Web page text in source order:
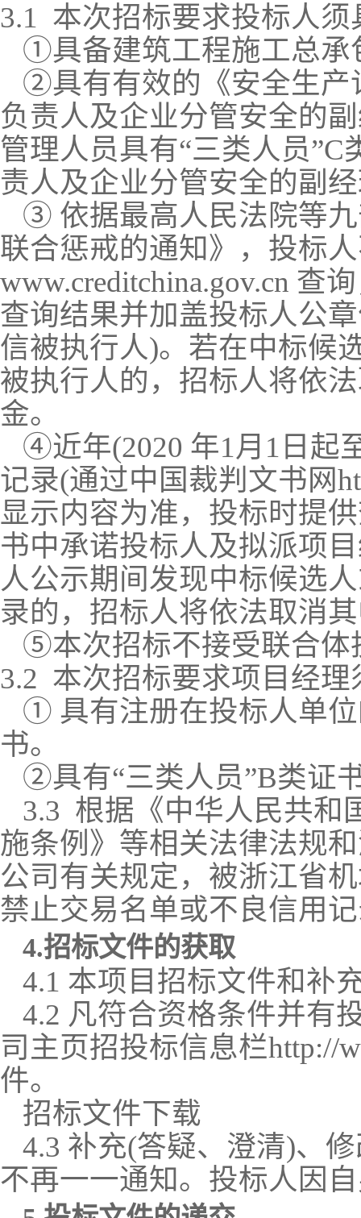
3.1 本次招标要求投标人须
①具备建筑工程施工总承
②具有有效的《安全生产
负责人及企业分管安全的
管理人员具有“三类人员”C
责人及企业分管安全的副
③ 依据最高人民法院等
联合惩戒的通知》，投标
www.creditchina.gov.cn 查
查询结果并加盖投标人公
信被执行人)。若在中标候
被执行人的，招标人将依
金。
④近年(2020 年1月1日起
记录(通过中国裁判文书网
显示内容为准，投标时提
书中承诺投标人及拟派项
人公示期间发现中标候选
录的，招标人将依法取消
⑤本次招标不接受联合体
3.2 本次招标要求项目经理
① 具有注册在投标人单
书。
②具有“三类人员”B类证
3.3 根据《中华人民共和
施条例》等相关法律法规
公司有关规定，被浙江省
禁止交易名单或不良信用
4.招标文件的获取
4.1 本项目招标文件和补
4.2 凡符合资格条件并有
司主页招投标信息栏http://
件。
招标文件下载
4.3 补充(答疑、澄清)、
不再一一通知。投标人因